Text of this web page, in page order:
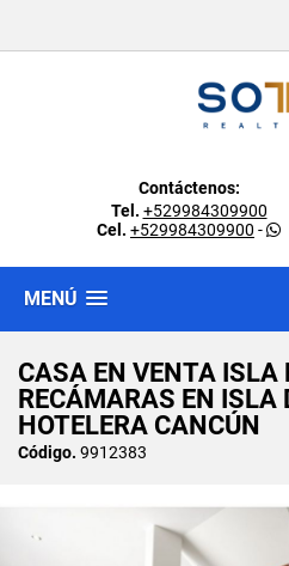
Contáctenos:
Tel. +529984309900
Cel. +529984309900 -
MENÚ
CASA EN VENTA ISLA
RECÁMARAS EN ISLA
HOTELERA CANCÚN
Código. 9912383